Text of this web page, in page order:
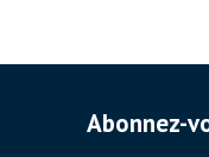
Abonnez-